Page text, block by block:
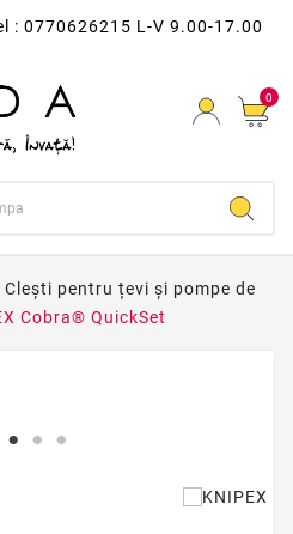
: 0770626215 L-V 9.00-17.00
0
Clești pentru țevi și pompe de
Cobra® QuickSet